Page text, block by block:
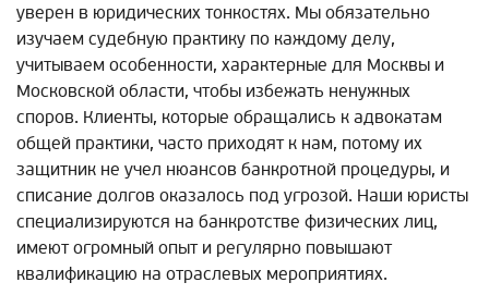
уверен в юридических тонкостях. Мы обязательно
изучаем судебную практику по каждому делу,
учитываем особенности, характерные для Москвы и
Московской области, чтобы избежать ненужных
споров. Клиенты, которые обращались к адвокатам
общей практики, часто приходят к нам, потому их
защитник не учел нюансов банкротной процедуры, и
списание долгов оказалось под угрозой. Наши юристы
специализируются на банкротстве физических лиц,
имеют огромный опыт и регулярно повышают
квалификацию на отраслевых мероприятиях.